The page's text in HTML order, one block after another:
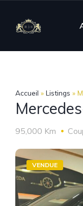
Accueil » Listings »
95,000 Km
VENDUE
VENDUE